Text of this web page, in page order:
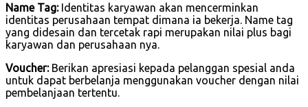
Name Tag:Identitas karyawan akan mencerminkan
identitas perusahaan tempat dimana ia bekerja. Name tag
yang didesain dan tercetak rapi merupakan nilai plus bagi
karyawan dan perusahaan nya.
Voucher:Berikan apresiasi kepada pelanggan spesial anda
untuk dapat berbelanja menggunakan voucher dengan nilai
pembelanjaan tertentu.